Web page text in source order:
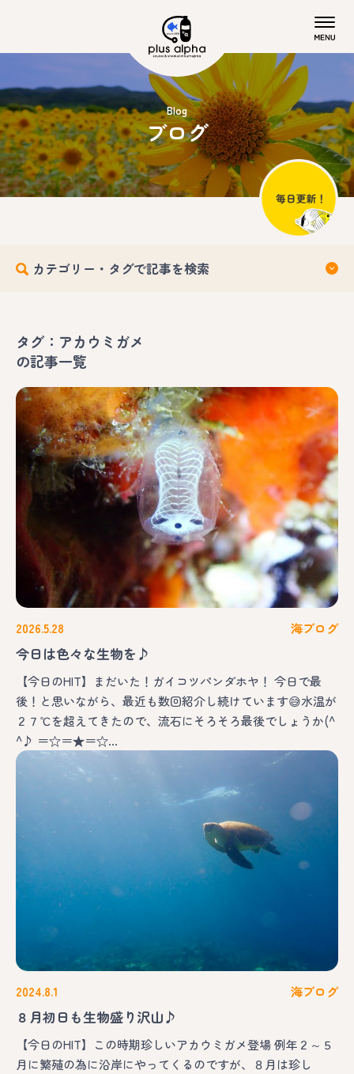
Blog
ブログ
カテゴリー・タグで記事を検索
タグ：アカウミガメ
の記事一覧
2026.5.28 海ブログ
今日は色々な生物を♪
【今日のHIT】まだいた！ガイコツパンダホヤ！ 今日で最
後！と思いながら、最近も数回紹介し続けています😅水温が
２７℃を超えてきたので、流石にそろそろ最後でしょうか(^
^♪ ＝☆＝★＝☆…
2024.8.1 海ブログ
８月初日も生物盛り沢山♪
【今日のHIT】この時期珍しいアカウミガメ登場 例年２～５
月に繁殖の為に沿岸にやってくるのですが、８月は珍し